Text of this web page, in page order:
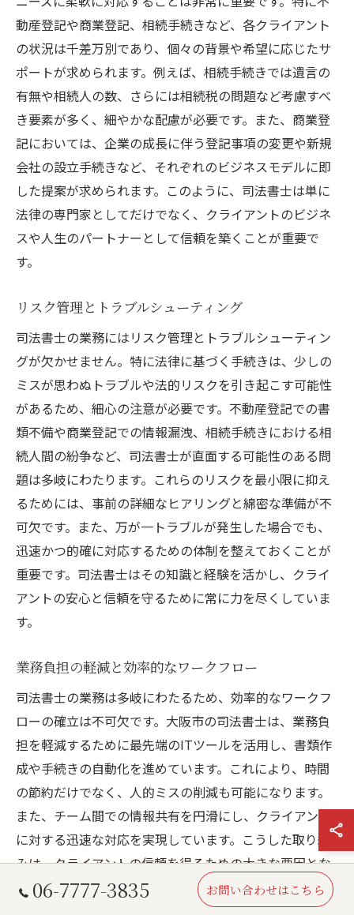
動産登記や商業登記、相続手続きなど、各クライアント
の状況は千差万別であり、個々の背景や希望に応じたサ
ポートが求められます。例えば、相続手続きでは遺言の
有無や相続人の数、さらには相続税の問題など考慮すべ
き要素が多く、細やかな配慮が必要です。また、商業登
記においては、企業の成長に伴う登記事項の変更や新規
会社の設立手続きなど、それぞれのビジネスモデルに即
した提案が求められます。このように、司法書士は単に
法律の専門家としてだけでなく、クライアントのビジネ
スや人生のパートナーとして信頼を築くことが重要で
す。
リスク管理とトラブルシューティング
司法書士の業務にはリスク管理とトラブルシューティン
グが欠かせません。特に法律に基づく手続きは、少しの
ミスが思わぬトラブルや法的リスクを引き起こす可能性
があるため、細心の注意が必要です。不動産登記での書
類不備や商業登記での情報漏洩、相続手続きにおける相
続人間の紛争など、司法書士が直面する可能性のある問
題は多岐にわたります。これらのリスクを最小限に抑え
るためには、事前の詳細なヒアリングと綿密な準備が不
可欠です。また、万が一トラブルが発生した場合でも、
迅速かつ的確に対応するための体制を整えておくことが
重要です。司法書士はその知識と経験を活かし、クライ
アントの安心と信頼を守るために常に力を尽くしていま
す。
業務負担の軽減と効率的なワークフロー
司法書士の業務は多岐にわたるため、効率的なワークフ
ローの確立は不可欠です。大阪市の司法書士は、業務負
担を軽減するために最先端のITツールを活用し、書類作
成や手続きの自動化を進めています。これにより、時間
の節約だけでなく、人的ミスの削減も可能になります。
また、チーム間での情報共有を円滑にし、クライアント
に対する迅速な対応を実現しています。こうした取り組
みは、クライアントの信頼を得るための大きな要因とな
っています。
06-7777-3835 お問い合わせはこちら